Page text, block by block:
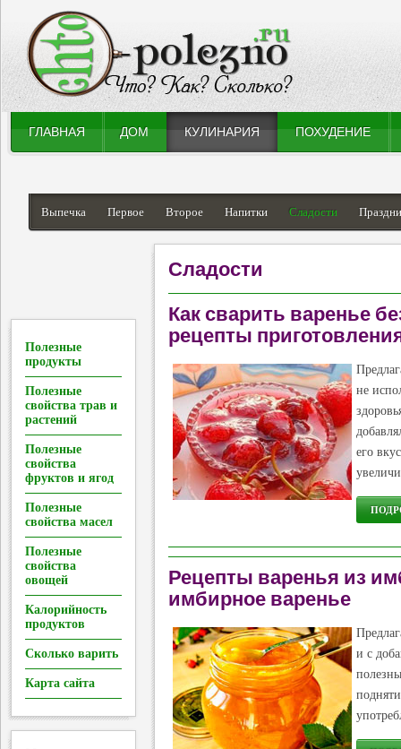
ГЛАВНАЯ ДОМ КУЛИНАРИЯ ПОХУДЕНИЕ
Выпечка Первое Второе Напитки Сладости
Сладости
Как сварить варенье
рецепты
не
его
Рецепты варенья из
имбирное варенье
и с
Полезные
продукты
Полезные
свойства трав и
растений
Полезные
свойства
фруктов и ягод
Полезные
свойства масел
Полезные
свойства
овощей
Калорийность
продуктов
Сколько варить
Карта сайта